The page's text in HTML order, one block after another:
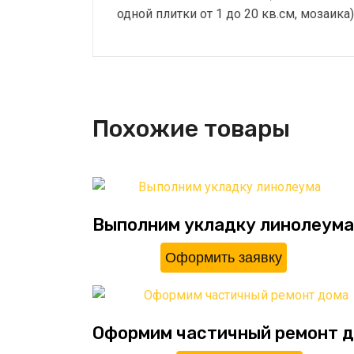
одной плитки от 1 до 20 кв.см, мозаика)
Похожие товары
Выполним укладку линолеума
Оформить заявку
Оформим частичный ремонт